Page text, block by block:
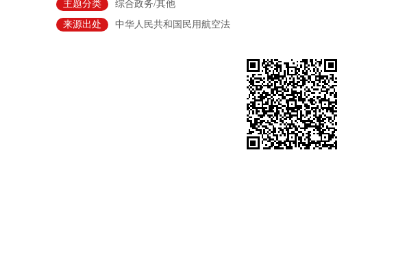
主题分类
综合政务/其他
来源出处
中华人民共和国民用航空法